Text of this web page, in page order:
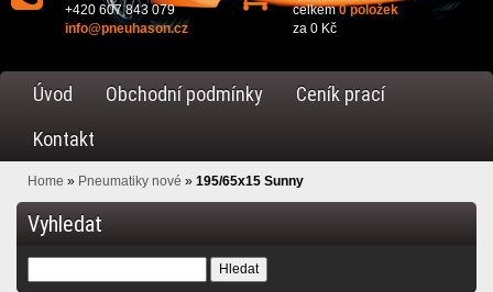
+420 607 843 079
info@pneuhason.cz
celkem0 položek
za 0 Kč
Úvod Obchodní podmínky
Ceník prací
Kontakt
Home » Pneumatiky nové » 195/65x15 Sunny
Vyhledat